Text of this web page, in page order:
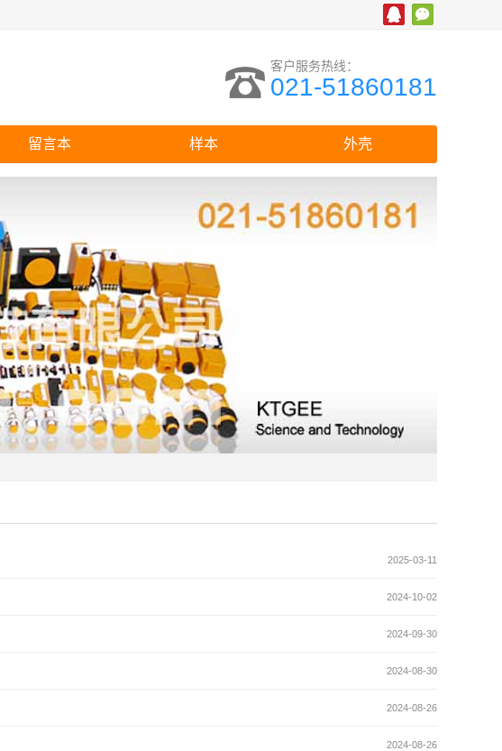
客户服务热线：
021-51860181
留言本 样本 外壳
2025-03-11
2024-10-02
2024-09-30
2024-08-30
2024-08-26
2024-08-26